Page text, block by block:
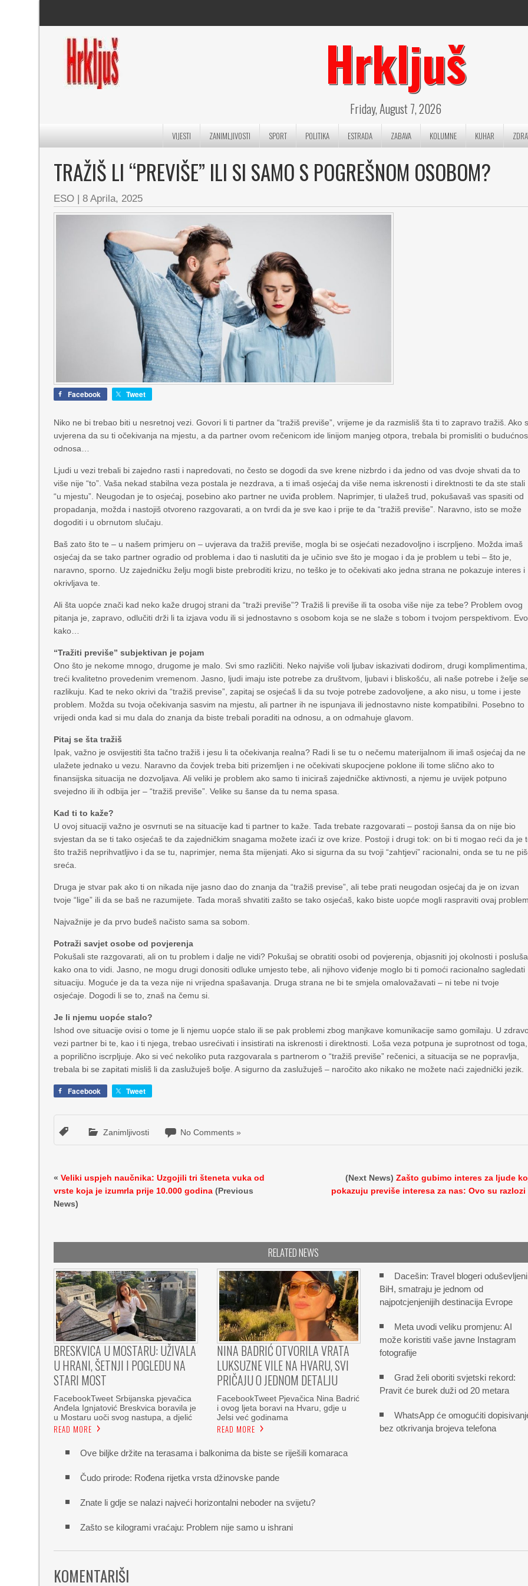
Hrkljuš
Friday, August 7, 2026
VIJESTI ZANIMLJIVOSTI SPORT POLITIKA ESTRADA ZABAVA KOLUMNE KUHAR
TRAŽIŠ LI “PREVIŠE” ILI SI SAMO S POGREŠNOM OSOBOM?
ESO |8 Aprila, 2025
Facebook Tweet
Niko ne bi trebao biti u nesretnoj vezi. Govori li ti partner da “tražiš previše”, vrijeme je da razmisliš šta ti to zapravo tražiš. Ako
uvjerena da su ti očekivanja na mjestu, a da partner ovom rečenicom ide linijom manjeg otpora, trebala bi promisliti o
odnosa…
Ljudi u vezi trebali bi zajedno rasti i napredovati, no često se dogodi da sve krene nizbrdo i da jedno od vas dvoje shvati da to
više nije “to”. Vaša nekad stabilna veza postala je nezdrava, a ti imaš osjećaj da više nema iskrenosti i direktnosti te da ste stali
“u mjestu”. Neugodan je to osjećaj, posebino ako partner ne uviđa problem. Naprimjer, ti ulažeš trud, pokušavaš vas spasiti od
propadanja, možda i nastojiš otvoreno razgovarati, a on tvrdi da je sve kao i prije te da “tražiš previše”. Naravno, isto se može
dogoditi i u obrnutom slučaju.
Baš zato što te – u našem primjeru on – uvjerava da tražiš previše, mogla bi se osjećati nezadovoljno i iscrpljeno. Možda imaš
osjećaj da se tako partner ogradio od problema i dao ti naslutiti da je učinio sve što je mogao i da je problem u tebi – što je,
naravno, sporno. Uz zajedničku želju mogli biste prebroditi krizu, no teško je to očekivati ako jedna strana ne pokazuje interes i
okrivljava te.
Ali šta uopće znači kad neko kaže drugoj strani da “traži previše”? Tražiš li previše ili ta osoba više nije za tebe? Problem ovog
pitanja je, zapravo, odlučiti drži li ta izjava vodu ili si jednostavno s osobom koja se ne slaže s tobom i tvojom perspektivom.
kako…
“Tražiti previše” subjektivan je pojam
Ono što je nekome mnogo, drugome je malo. Svi smo različiti. Neko najviše voli ljubav iskazivati dodirom, drugi komplimentima,
treći kvalitetno provedenim vremenom. Jasno, ljudi imaju iste potrebe za društvom, ljubavi i bliskošću, ali naše potrebe i želje
razlikuju. Kad te neko okrivi da “tražiš previse”, zapitaj se osjećaš li da su tvoje potrebe zadovoljene, a ako nisu, u tome i jeste
problem. Možda su tvoja očekivanja sasvim na mjestu, ali partner ih ne ispunjava ili jednostavno niste kompatibilni. Posebno to
vrijedi onda kad si mu dala do znanja da biste trebali poraditi na odnosu, a on odmahuje glavom.
Pitaj se šta tražiš
Ipak, važno je osvijestiti šta tačno tražiš i jesu li ta očekivanja realna? Radi li se tu o nečemu materijalnom ili imaš osjećaj da ne
ulažete jednako u vezu. Naravno da čovjek treba biti prizemljen i ne očekivati skupocjene poklone ili tome slično ako to
finansijska situacija ne dozvoljava. Ali veliki je problem ako samo ti iniciraš zajedničke aktivnosti, a njemu je uvijek potpuno
svejedno ili ih odbija jer – “tražiš previše”. Velike su šanse da tu nema spasa.
Kad ti to kaže?
U ovoj situaciji važno je osvrnuti se na situacije kad ti partner to kaže. Tada trebate razgovarati – postoji šansa da on nije bio
svjestan da se ti tako osjećaš te da zajedničkim snagama možete izaći iz ove krize. Postoji i drugi tok: on bi ti mogao reći da je
što tražiš neprihvatljivo i da se tu, naprimjer, nema šta mijenjati. Ako si sigurna da su tvoji “zahtjevi” racionalni, onda se tu ne
sreća.
Druga je stvar pak ako ti on nikada nije jasno dao do znanja da “tražiš previse”, ali tebe prati neugodan osjećaj da je on izvan
tvoje “lige” ili da se baš ne razumijete. Tada moraš shvatiti zašto se tako osjećaš, kako biste uopće mogli raspraviti ovaj
Najvažnije je da prvo budeš načisto sama sa sobom.
Potraži savjet osobe od povjerenja
Pokušali ste razgovarati, ali on tu problem i dalje ne vidi? Pokušaj se obratiti osobi od povjerenja, objasniti joj okolnosti i
kako ona to vidi. Jasno, ne mogu drugi donositi odluke umjesto tebe, ali njihovo viđenje moglo bi ti pomoći racionalno sagledati
situaciju. Moguće je da ta veza nije ni vrijedna spašavanja. Druga strana ne bi te smjela omalovažavati – ni tebe ni tvoje
osjećaje. Dogodi li se to, znaš na čemu si.
Je li njemu uopće stalo?
Ishod ove situacije ovisi o tome je li njemu uopće stalo ili se pak problemi zbog manjkave komunikacije samo gomilaju. U
vezi partner bi te, kao i ti njega, trebao usrećivati i insistirati na iskrenosti i direktnosti. Loša veza potpuna je suprotnost od toga,
a poprilično iscrpljuje. Ako si već nekoliko puta razgovarala s partnerom o “tražiš previše” rečenici, a situacija se ne popravlja,
trebala bi se zapitati misliš li da zaslužuješ bolje. A sigurno da zaslužuješ – naročito ako nikako ne možete naći zajednički jezik.
Facebook Tweet
Zanimljivosti No Comments »
«Veliki uspjeh naučnika: Uzgojili tri šteneta vuka od
vrste koja je izumrla prije 10.000 godina (Previous
News)
(Next News)Zašto gubimo interes za ljude
pokazuju previše interesa za nas: Ovo su razlozi
RELATED NEWS
BRESKVICA U MOSTARU: UŽIVALA
U HRANI, ŠETNJI I POGLEDU NA
STARI MOST
FacebookTweet Srbijanska pjevačica
Anđela Ignjatović Breskvica boravila je
u Mostaru uoči svog nastupa, a djelić
READ MORE
NINA BADRIĆ OTVORILA VRATA
LUKSUZNE VILE NA HVARU, SVI
PRIČAJU O JEDNOM DETALJU
FacebookTweet Pjevačica Nina Badrić
i ovog ljeta boravi na Hvaru, gdje u
Jelsi već godinama
READ MORE
Dacešin: Travel blogeri oduševljeni
BiH, smatraju je jednom od
najpotcjenjenijih destinacija Evrope
Meta uvodi veliku promjenu: AI
može koristiti vaše javne Instagram
fotografije
Grad želi oboriti svjetski rekord:
Pravit će burek duži od 20 metara
WhatsApp će omogućiti
bez otkrivanja brojeva telefona
Ove biljke držite na terasama i balkonima da biste se riješili komaraca
Čudo prirode: Rođena rijetka vrsta džinovske pande
Znate li gdje se nalazi najveći horizontalni neboder na svijetu?
Zašto se kilogrami vraćaju: Problem nije samo u ishrani
KOMENTARIŠI